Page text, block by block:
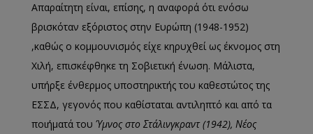
Απαραίτητη είναι, επίσης, η αναφορά ότι ενόσω
βρισκόταν εξόριστος στην Ευρώπη (1948-1952)
,καθώς ο κομμουνισμός είχε κηρυχθεί ως έκνομος στη
Χιλή, επισκέφθηκε τη Σοβιετική ένωση. Μάλιστα,
υπήρξε ένθερμος υποστηρικτής του καθεστώτος της
ΕΣΣΔ, γεγονός που καθίσταται αντιληπτό και από τα
ποιήματά του Ύμνος στο Στάλινγκραντ (1942), Νέος